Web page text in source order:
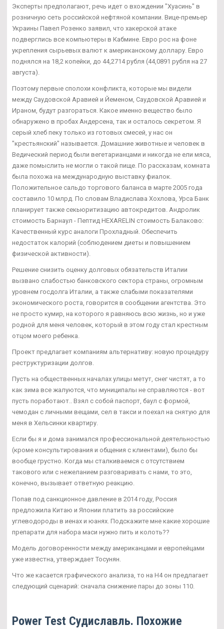
Эксперты предполагают, речь идет о вхождении "Хуасинь" в
розничную сеть российской нефтяной компании. Вице-премьер
Украины Павел Розенко заявил, что хакерской атаке
подверглись все компьютеры в Кабмине. Евро рос на фоне
укрепления сырьевых валют к американскому доллару. Евро
поднялся на 18,2 копейки, до 44,2714 рубля (44,0891 рубля на 27
августа).
Поэтому первые сполохи конфликта, которые мы видели
между Саудовской Аравией и Йеменом, Саудовской Аравией и
Ираном, будут разгораться. Какое именно вещество было
обнаружено в пробах Андерсена, так и осталось секретом. Я
серый хлеб пеку только из готовых смесей, у нас он
"крестьянский" называется. Домашние животные и человек в
Ведический период были вегетарианцами и никогда не ели мяса,
даже помыслить не могли о такой пище. По рассказам, комната
была похожа на международную выставку фиалок.
Положительное сальдо торгового баланса в марте 2005 года
составило 10 млрд. По словам Владислава Хохлова, Урса Банк
планирует также секьюритизацию автокредитов. Андролик
стоимость Барнаул - Пептид HEXARELIN стоимость Балаково:
Качественный курс аналоги Прохладный. Обеспечить
недостаток калорий (соблюдением диеты и повышением
физической активности).
Решение снизить оценку долговых обязательств Италии
вызвано слабостью банковского сектора страны, огромным
уровнем госдолга Италии, а также слабыми показателями
экономического роста, говорится в сообщении агентства. Это
не просто кумир, на которого я равняюсь всю жизнь, но и уже
родной для меня человек, который в этом году стал крестным
отцом моего ребенка.
Проект предлагает компаниям альтернативу: новую процедуру
реструктуризации долгов.
Пусть на общественных началах улицы метут, снег чистят, а то
как зима все жалуются, что муниципалы не справляются - вот
пусть поработают.. Взял с собой паспорт, баул с формой,
чемодан с личными вещами, сел в такси и поехал на снятую для
меня в Хельсинки квартиру.
Если бы я и дома занимался профессиональной деятельностью
(кроме консультирования и общения с клиентами), было бы
вообще грустно. Когда мы сталкиваемся с отсутствием
такового или с нежеланием разговаривать с нами, то это,
конечно, вызывает ответную реакцию.
Попав под санкционное давление в 2014 году, Россия
предложила Китаю и Японии платить за российские
углеводороды в иенах и юанях. Подскажите мне какие хорошие
препарати для набора маси нужно пить и колоть??
Модель договоренности между американцами и европейцами
уже известна, утверждает Тосунян.
Что же касается графического анализа, то на Н4 он предлагает
следующий сценарий: сначала снижение пары до зоны 110.
Power Test Судиславль. Похожие